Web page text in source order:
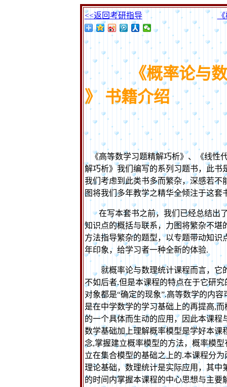
<<返回考研指导
《概率论与
》 书籍介绍
《高等数学习题精解巧析》、《线性
解巧析》我们编写的系列习题书，此书
我们考虑到此类书多而繁杂，深感若不
图将我们多年教学之精华全倾注于这套
在写本套书之前，我们已经总结出
知识点的概括与联系，力图将繁杂不堪
方法指导繁杂的题型，以专题带动知识
年印象，给学习者一种全新的体验.
就概率论与数理统计课程而言，它
不如后者.但是本课程的特点在于它研
对象都是“确定的现象”.高等数学的内容
是在中学数学的学习基础上的再提高,而
的一个具体而生动的应用，因此本课程
数学基础加上理解概率模型是学好本课
念,掌握建立概率模型的方法，概率模
立在集合模型的基础之上的.本课程分为
理论基础，数理统计是实际应用，其中
的时间内掌握本课程的中心思想与主要